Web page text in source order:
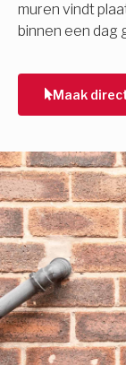
muren vindt
binnen een dag
Maak